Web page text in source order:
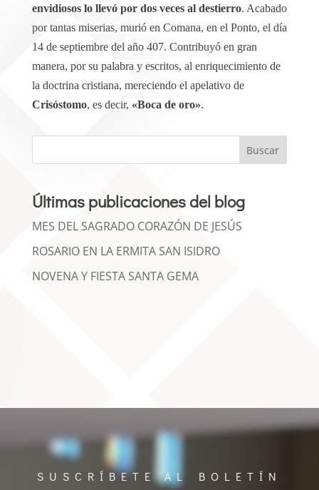
envidiosos lo llevó por dos veces al destierro. Acabado
por tantas miserias, murió en Comana, en el Ponto, el día
14 de septiembre del año 407. Contribuyó en gran
manera, por su palabra y escritos, al enriquecimiento de
la doctrina cristiana, mereciendo el apelativo de
Crisóstomo, es decir, «Boca de oro».
Buscar
Últimas publicaciones del blog
MES DEL SAGRADO CORAZÓN DE JESÚS
ROSARIO EN LA ERMITA SAN ISIDRO
NOVENA Y FIESTA SANTA GEMA
SUSCRÍBETE AL BOLETÍN